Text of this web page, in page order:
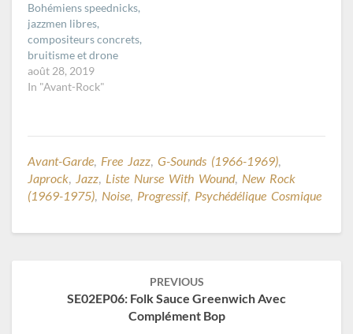
Bohémiens speednicks,
jazzmen libres,
compositeurs concrets,
bruitisme et drone
août 28, 2019
In "Avant-Rock"
Avant-Garde, Free Jazz, G-Sounds (1966-1969),
Japrock, Jazz, Liste Nurse With Wound, New Rock
(1969-1975), Noise, Progressif, Psychédélique Cosmique
PREVIOUS
SE02EP06: Folk Sauce Greenwich Avec
Complément Bop